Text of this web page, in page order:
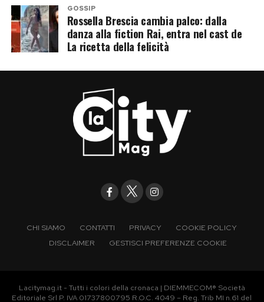
GOSSIP
Rossella Brescia cambia palco: dalla
danza alla fiction Rai, entra nel cast de
La ricetta della felicità
CHI SIAMO CONTATTI PRIVACY
COOKIE POLICY
DISCLAIMER
GESTISCI PREFERENZE COOKIE
Lacitymag.it - Tutti i colori della cronaca | DIEMMECOM® Società
Editoriale Srl P. IVA 01737800795 R.O.C. 4049 – Reg. Trib MI n.61 del